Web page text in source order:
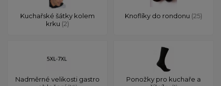
Kuchařské šátky kolem
krku (2)
Knoflíky do rondonu (25)
Nadměrné velikosti gastro
Ponožky pro kuchaře a